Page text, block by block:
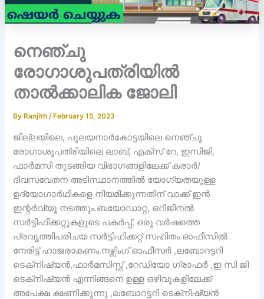
നെഞ്ചു
രോഗാശുപത്രിയിൽ
താൽക്കാലിക ജോലി
By Ranjith/ February 15, 2023
ജില്ലയിലെ, പുലയനാർകോട്ടയിലെ നെഞ്ചു
രോഗാശുപത്രിയിലെ ലാബ്, എക്‌സ് റേ, ഇസിജി,
ഫാർമസി തുടങ്ങിയ വിഭാഗങ്ങളിലേക്ക് കരാർ/
ദിവസവേതന അടിസ്ഥാനത്തിൽ യോഗ്യതയുള്ള
ഉദ്യോഗാർഥികളെ നിയമിക്കുന്നതിന് വാക്ക് ഇൻ
ഇന്റർവ്യൂ നടത്തും.ബയോഡാറ്റ, ഒറിജിനൽ
സർട്ടിഫിക്കറ്റുകളുടെ പകർപ്പ്, ഒരു വർഷത്തെ
പ്രവൃത്തിപരിചയ സർട്ടിഫിക്കറ്റ് സഹിതം ഓഫീസിൽ
നേരിട്ട് ഹാജരാകണം.നഴ്സിംഗ് ഓഫീസർ ,ലബോറട്ടറി
ടെക്‌നിഷ്യൻ,ഫാർമസിസ്റ്റ് ,റേഡിയോ ഗ്രാഫർ ,ഇ സി ജി
ടെക്‌നിഷ്യൻ എന്നിങ്ങനെ ഉള്ള ഒഴിവുകളിലേക്ക്
അപേക്ഷ ക്ഷണിക്കുന്നു ,ലബോറട്ടറി ടെക്‌നിഷ്യൻ